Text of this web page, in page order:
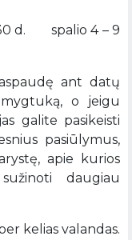
d. spalio 4 – 9
ant datų
o jeigu
galite pasikeisti
pasiūlymus,
apie kurios
daugiau
kelias valandas.